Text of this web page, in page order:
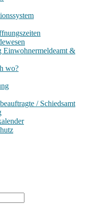
Einwohnermeldeamt &
wo?
/ Schiedsamt